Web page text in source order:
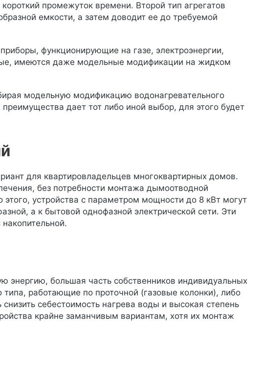
промежуток времени. Второй тип агрегатов
емкости, а затем доводит ее до требуемой
функционирующие на газе, электроэнергии,
имеются даже модельные модификации на жидком
модельную модификацию водонагревательного
дает тот либо иной выбор, для этого будет
для квартировладельцев многоквартирных домов.
без потребности монтажа дымоотводной
устройства с параметром мощности до 8 кВт могут
а к бытовой однофазной электрической сети. Эти
энергию, большая часть собственников индивидуальных
работающие по проточной (газовые колонки), либо
себестоимость нагрева воды и высокая степень
крайне заманчивым вариантам, хотя их монтаж